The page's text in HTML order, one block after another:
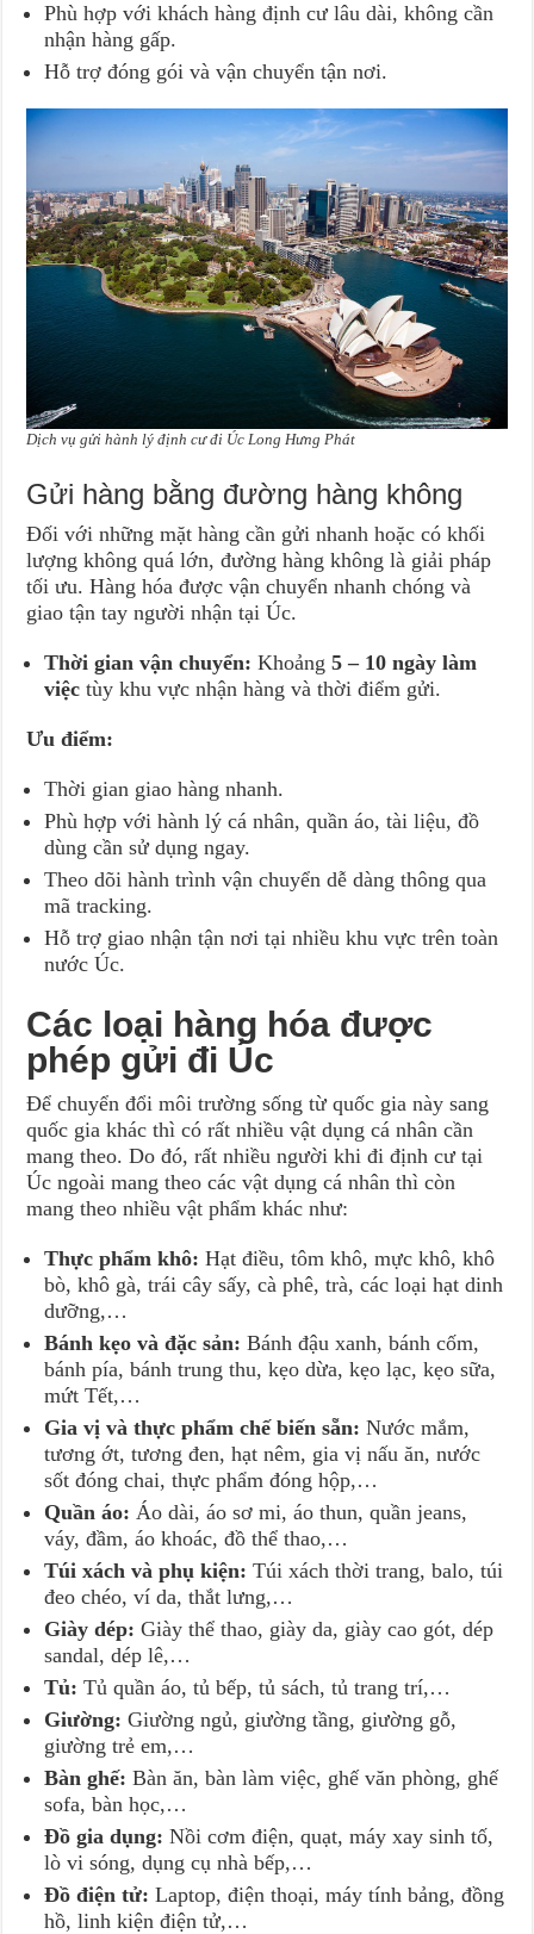
Phù hợp với khách hàng định cư lâu dài, không cần
nhận hàng gấp.
Hỗ trợ đóng gói và vận chuyển tận nơi.
Dịch vụ gửi hành lý định cư đi Úc Long Hưng Phát
Gửi hàng bằng đường hàng không
Đối với những mặt hàng cần gửi nhanh hoặc có khối
lượng không quá lớn, đường hàng không là giải pháp
tối ưu. Hàng hóa được vận chuyển nhanh chóng và
giao tận tay người nhận tại Úc.
Thời gian vận chuyển: Khoảng5 – 10 ngày làm
việc tùy khu vực nhận hàng và thời điểm gửi.
Ưu điểm:
Thời gian giao hàng nhanh.
Phù hợp với hành lý cá nhân, quần áo, tài liệu, đồ
dùng cần sử dụng ngay.
Theo dõi hành trình vận chuyển dễ dàng thông qua
mã tracking.
Hỗ trợ giao nhận tận nơi tại nhiều khu vực trên toàn
nước Úc.
Các loại hàng hóa được
phép gửi đi Úc
Để chuyển đổi môi trường sống từ quốc gia này sang
quốc gia khác thì có rất nhiều vật dụng cá nhân cần
mang theo. Do đó, rất nhiều người khi đi định cư tại
Úc ngoài mang theo các vật dụng cá nhân thì còn
mang theo nhiều vật phẩm khác như:
Thực phẩm khô: Hạt điều, tôm khô, mực khô, khô
bò, khô gà, trái cây sấy, cà phê, trà, các loại hạt dinh
dưỡng,…
Bánh kẹo và đặc sản: Bánh đậu xanh, bánh cốm,
bánh pía, bánh trung thu, kẹo dừa, kẹo lạc, kẹo sữa,
mứt Tết,…
Gia vị và thực phẩm chế biến sẵn: Nước mắm,
tương ớt, tương đen, hạt nêm, gia vị nấu ăn, nước
sốt đóng chai, thực phẩm đóng hộp,…
Quần áo: Áo dài, áo sơ mi, áo thun, quần jeans,
váy, đầm, áo khoác, đồ thể thao,…
Túi xách và phụ kiện: Túi xách thời trang, balo, túi
đeo chéo, ví da, thắt lưng,…
Giày dép: Giày thể thao, giày da, giày cao gót, dép
sandal, dép lê,…
Tủ: Tủ quần áo, tủ bếp, tủ sách, tủ trang trí,…
Giường: Giường ngủ, giường tầng, giường gỗ,
giường trẻ em,…
Bàn ghế: Bàn ăn, bàn làm việc, ghế văn phòng, ghế
sofa, bàn học,…
Đồ gia dụng: Nồi cơm điện, quạt, máy xay sinh tố,
lò vi sóng, dụng cụ nhà bếp,…
Đồ điện tử: Laptop, điện thoại, máy tính bảng, đồng
hồ, linh kiện điện tử,…